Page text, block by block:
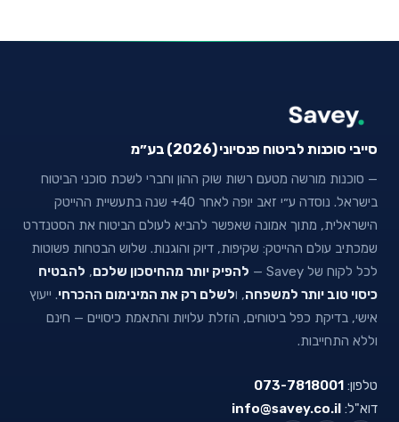
סייבי סוכנות לביטוח פנסיוני (2026) בע״מ
— סוכנות מורשה מטעם רשות שוק ההון וחברי לשכת סוכני הביטוח
בישראל. נוסדה ע״י זאב יופה לאחר 40+ שנה בתעשיית ההייטק
הישראלית, מתוך אמונה שאפשר להביא לעולם הביטוח את הסטנדרט
שמכתיב עולם ההייטק: שקיפות, דיוק והוגנות. שלוש הבטחות פשוטות
לכל לקוח של Savey —
להפיק יותר מהחיסכון שלכם, להבטיח
כיסוי טוב יותר למשפחה, ולשלם רק את המינימום ההכרחי. ייעוץ
אישי, בדיקת כפל ביטוחים, הוזלת עלויות והתאמת כיסויים — חינם
וללא התחייבות.
טלפון: 073-7818001
דוא"ל: info@savey.co.il